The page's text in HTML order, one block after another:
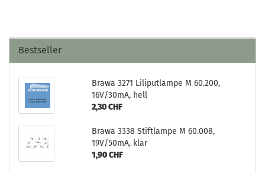
Bestseller
Brawa 3271 Liliputlampe M 60.200,
16V/30mA, hell
2,30 CHF
Brawa 3338 Stiftlampe M 60.008,
19V/50mA, klar
1,90 CHF